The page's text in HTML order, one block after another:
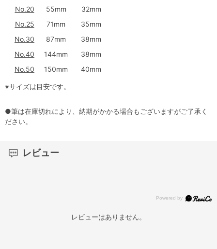
No.20
55mm
32mm
No.25
71mm
35mm
No.30
87mm
38mm
No.40
144mm
38mm
No.50
150mm 40mm
※サイズは目安です。
●筆は在庫切れにより、納期がかかる場合もございますがご了承く
ださい。
レビュー
レビューはありません。